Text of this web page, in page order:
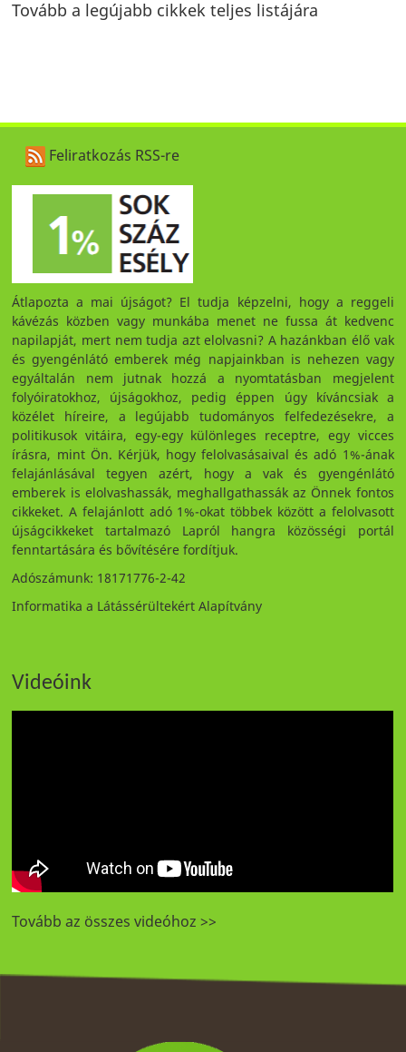
Tovább a legújabb cikkek teljes listájára
Feliratkozás RSS-re
Átlapozta a mai újságot? El tudja képzelni, hogy a reggeli
kávézás közben vagy munkába menet ne fussa át kedvenc
napilapját, mert nem tudja azt elolvasni? A hazánkban élő vak
és gyengénlátó emberek még napjainkban is nehezen vagy
egyáltalán nem jutnak hozzá a nyomtatásban megjelent
folyóiratokhoz, újságokhoz, pedig éppen úgy kíváncsiak a
közélet híreire, a legújabb tudományos felfedezésekre, a
politikusok vitáira, egy-egy különleges receptre, egy vicces
írásra, mint Ön. Kérjük, hogy felolvasásaival és adó 1%-ának
felajánlásával tegyen azért, hogy a vak és gyengénlátó
emberek is elolvashassák, meghallgathassák az Önnek fontos
cikkeket. A felajánlott adó 1%-okat többek között a felolvasott
újságcikkeket tartalmazó Lapról hangra közösségi portál
fenntartására és bővítésére fordítjuk.
Adószámunk: 18171776-2-42
Informatika a Látássérültekért Alapítvány
Videóink
Tovább az összes videóhoz >>